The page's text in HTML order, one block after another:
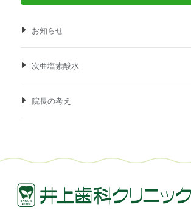
お知らせ
次亜塩素酸水
院長の考え